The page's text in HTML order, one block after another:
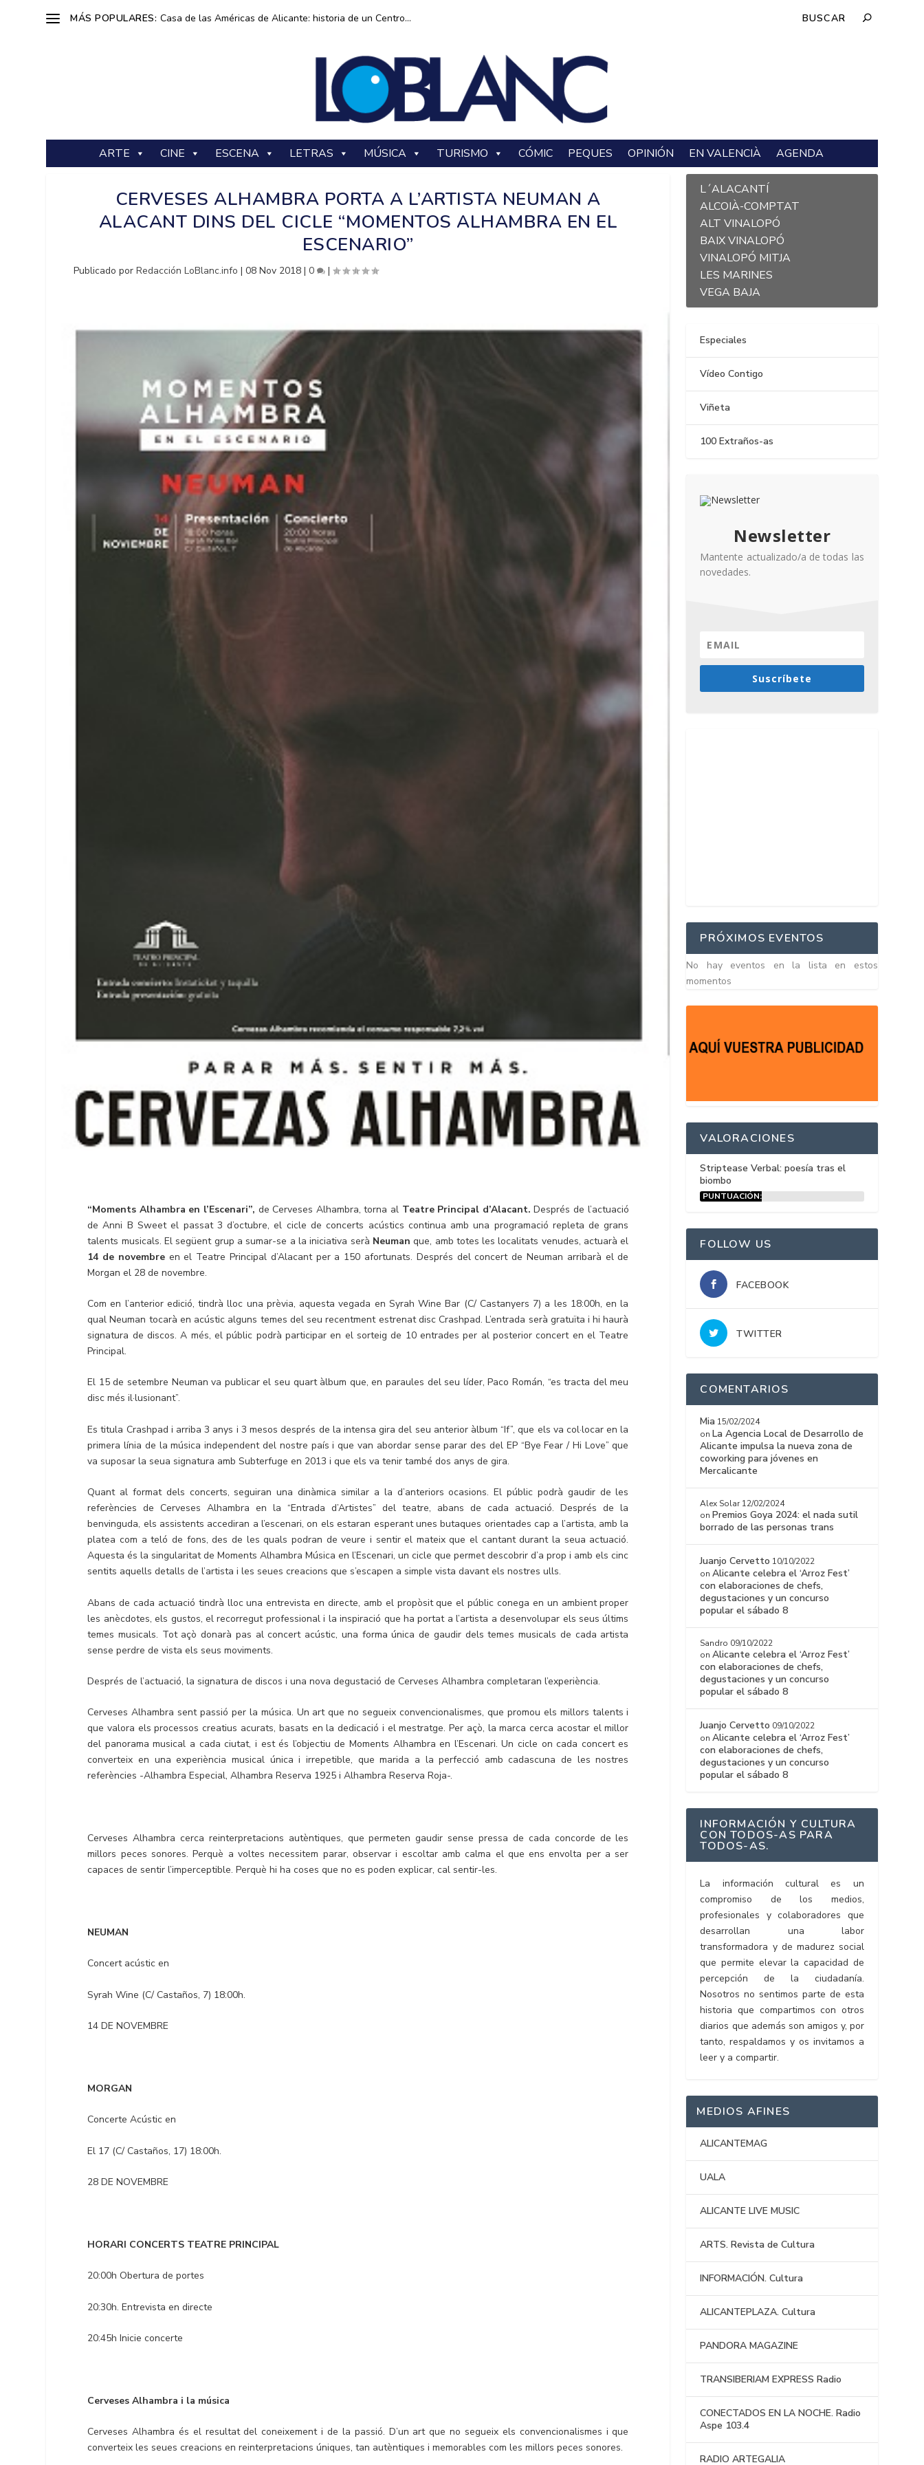
MÁS POPULARES: Casa de las Américas de Alicante: historia de un Centro...
ARTE CINE ESCENA LETRAS MÚSICA TURISMO CÓMIC PEQUES OPINIÓN EN VALENCIÀ AGENDA
CERVESES ALHAMBRA PORTA A L’ARTISTA NEUMAN A
ALACANT DINS DEL CICLE “MOMENTOS ALHAMBRA EN EL
ESCENARIO”
Publicado porRedacción LoBlanc.info |08 Nov 2018 |0 |
“Moments Alhambra en l’Escenari”, de Cerveses Alhambra, torna al Teatre Principal d’Alacant. Després de l’actuació
de Anni B Sweet el passat 3 d’octubre, el cicle de concerts acústics continua amb una programació repleta de grans
talents musicals. El següent grup a sumar-se a la iniciativa serà Neuman que, amb totes les localitats venudes, actuarà el
14 de novembreen el Teatre Principal d’Alacant per a 150 afortunats. Després del concert de Neuman arribarà el de
Morgan el 28 de novembre.
Com en l’anterior edició, tindrà lloc una prèvia, aquesta vegada en Syrah Wine Bar (C/ Castanyers 7) a les 18:00h, en la
qual Neuman tocarà en acústic alguns temes del seu recentment estrenat disc Crashpad. L’entrada serà gratuïta i hi haurà
signatura de discos. A més, el públic podrà participar en el sorteig de 10 entrades per al posterior concert en el Teatre
Principal.
El 15 de setembre Neuman va publicar el seu quart àlbum que, en paraules del seu líder, Paco Román, “es tracta del meu
disc més il·lusionant”.
Es titula Crashpad i arriba 3 anys i 3 mesos després de la intensa gira del seu anterior àlbum “If”, que els va col·locar en la
primera línia de la música independent del nostre país i que van abordar sense parar des del EP “Bye Fear / Hi Love” que
va suposar la seua signatura amb Subterfuge en 2013 i que els va tenir també dos anys de gira.
Quant al format dels concerts, seguiran una dinàmica similar a la d’anteriors ocasions. El públic podrà gaudir de les
referències de Cerveses Alhambra en la “Entrada d’Artistes” del teatre, abans de cada actuació. Després de la
benvinguda, els assistents accediran a l’escenari, on els estaran esperant unes butaques orientades cap a l’artista, amb la
platea com a teló de fons, des de les quals podran de veure i sentir el mateix que el cantant durant la seua actuació.
Aquesta és la singularitat de Moments Alhambra Música en l’Escenari, un cicle que permet descobrir d’a prop i amb els cinc
sentits aquells detalls de l’artista i les seues creacions que s’escapen a simple vista davant els nostres ulls.
Abans de cada actuació tindrà lloc una entrevista en directe, amb el propòsit que el públic conega en un ambient proper
les anècdotes, els gustos, el recorregut professional i la inspiració que ha portat a l’artista a desenvolupar els seus últims
temes musicals. Tot açò donarà pas al concert acústic, una forma única de gaudir dels temes musicals de cada artista
sense perdre de vista els seus moviments.
Després de l’actuació, la signatura de discos i una nova degustació de Cerveses Alhambra completaran l’experiència.
Cerveses Alhambra sent passió per la música. Un art que no segueix convencionalismes, que promou els millors talents i
que valora els processos creatius acurats, basats en la dedicació i el mestratge. Per açò, la marca cerca acostar el millor
del panorama musical a cada ciutat, i est és l’objectiu de Moments Alhambra en l’Escenari. Un cicle on cada concert es
converteix en una experiència musical única i irrepetible, que marida a la perfecció amb cadascuna de les nostres
referències -Alhambra Especial, Alhambra Reserva 1925 i Alhambra Reserva Roja-.
Cerveses Alhambra cerca reinterpretacions autèntiques, que permeten gaudir sense pressa de cada concorde de les
millors peces sonores. Perquè a voltes necessitem parar, observar i escoltar amb calma el que ens envolta per a ser
capaces de sentir l’imperceptible. Perquè hi ha coses que no es poden explicar, cal sentir-les.
NEUMAN
Concert acústic en
Syrah Wine (C/ Castaños, 7) 18:00h.
14 DE NOVEMBRE
MORGAN
Concerte Acústic en
El 17 (C/ Castaños, 17) 18:00h.
28 DE NOVEMBRE
HORARI CONCERTS TEATRE PRINCIPAL
20:00h Obertura de portes
20:30h. Entrevista en directe
20:45h Inicie concerte
Cerveses Alhambra i la música
Cerveses Alhambra és el resultat del coneixement i de la passió. D’un art que no segueix els convencionalismes i que
converteix les seues creacions en reinterpretacions úniques, tan autèntiques i memorables com les millors peces sonores.
L´ALACANTÍ
ALCOIÀ-COMPTAT
ALT VINALOPÓ
BAIX VINALOPÓ
VINALOPÓ MITJA
LES MARINES
VEGA BAJA
Especiales
Vídeo Contigo
Viñeta
100 Extraños-as
Newsletter
Mantente actualizado/a de todas las
novedades.
Suscríbete
PRÓXIMOS EVENTOS
No hay eventos en la lista en estos
momentos
VALORACIONES
Striptease Verbal: poesía tras el
biombo
PUNTUACIÓN:
FOLLOW US
FACEBOOK
TWITTER
COMENTARIOS
Mia 15/02/2024
on La Agencia Local de Desarrollo de
Alicante impulsa la nueva zona de
coworking para jóvenes en
Mercalicante
Alex Solar 12/02/2024
on Premios Goya 2024: el nada sutil
borrado de las personas trans
Juanjo Cervetto 10/10/2022
onAlicante celebra el ‘Arroz Fest’
con elaboraciones de chefs,
degustaciones y un concurso
popular el sábado 8
Sandro 09/10/2022
onAlicante celebra el ‘Arroz Fest’
con elaboraciones de chefs,
degustaciones y un concurso
popular el sábado 8
Juanjo Cervetto 09/10/2022
onAlicante celebra el ‘Arroz Fest’
con elaboraciones de chefs,
degustaciones y un concurso
popular el sábado 8
INFORMACIÓN Y CULTURA
CON TODOS-AS PARA
TODOS-AS.
La información cultural es un
compromiso de los medios,
profesionales y colaboradores que
desarrollan una labor
transformadora y de madurez social
que permite elevar la capacidad de
percepción de la ciudadanía.
Nosotros no sentimos parte de esta
historia que compartimos con otros
diarios que además son amigos y, por
tanto, respaldamos y os invitamos a
leer y a compartir.
MEDIOS AFINES
ALICANTEMAG
UALA
ALICANTE LIVE MUSIC
ARTS. Revista de Cultura
INFORMACIÓN. Cultura
ALICANTEPLAZA. Cultura
PANDORA MAGAZINE
TRANSIBERIAM EXPRESS Radio
CONECTADOS EN LA NOCHE. Radio
Aspe 103.4
RADIO ARTEGALIA